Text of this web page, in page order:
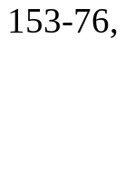
153-76,